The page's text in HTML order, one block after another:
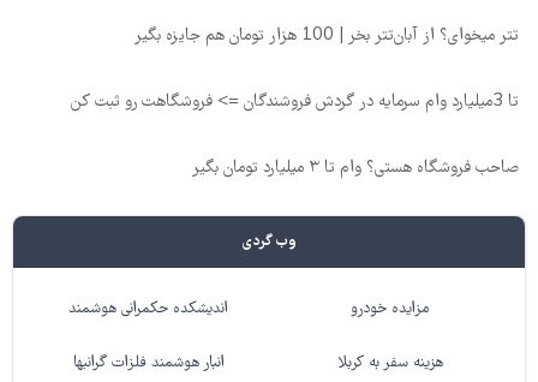
تتر میخوای؟ از آبان‌تتر بخر | 100 هزار تومان هم جایزه بگیر
تا 3میلیارد وام سرمایه در گردش فروشندگان => فروشگاهت رو ثبت کن
صاحب فروشگاه هستی؟ وام تا ۳ میلیارد تومان بگیر
وب گردی
مزایده خودرو اندیشکده حکمرانی هوشمند
هزینه سفر به کربلا انبار هوشمند فلزات گرانبها